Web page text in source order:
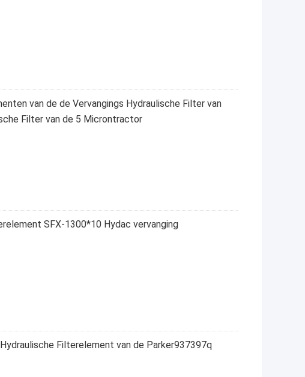
van de de Vervangings Hydraulische Filter van
Filter van de 5 Microntractor
SFX-1300*10 Hydac vervanging
Filterelement van de Parker937397q